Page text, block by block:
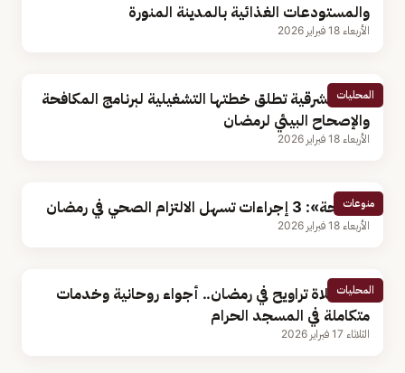
والمستودعات الغذائية بالمدينة المنورة
الأربعاء 18 فبراير 2026
المحليات
أمانة الشرقية تطلق خطتها التشغيلية لبرنامج المكافحة
والإصحاح البيئي لرمضان
الأربعاء 18 فبراير 2026
منوعات
«الصحة»: 3 إجراءات تسهل الالتزام الصحي في رمضان
الأربعاء 18 فبراير 2026
المحليات
أول صلاة تراويح في رمضان.. أجواء روحانية وخدمات
متكاملة في المسجد الحرام
الثلاثاء 17 فبراير 2026